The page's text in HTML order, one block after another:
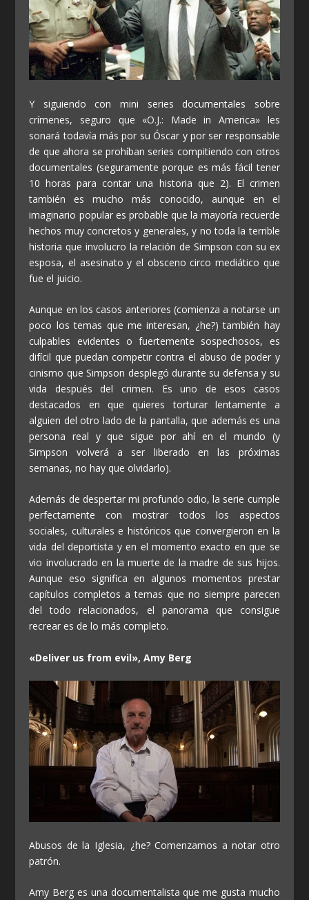
Y siguiendo con mini series documentales sobre
crímenes, seguro que «O.J.: Made in America» les
sonará todavía más por su Óscar y por ser responsable
de que ahora se prohíban series compitiendo con otros
documentales (seguramente porque es más fácil tener
10 horas para contar una historia que 2). El crimen
también es mucho más conocido, aunque en el
imaginario popular es probable que la mayoría recuerde
hechos muy concretos y generales, y no toda la terrible
historia que involucro la relación de Simpson con su ex
esposa, el asesinato y el obsceno circo mediático que
fue el juicio.
Aunque en los casos anteriores (comienza a notarse un
poco los temas que me interesan, ¿he?) también hay
culpables evidentes o fuertemente sospechosos, es
difícil que puedan competir contra el abuso de poder y
cinismo que Simpson desplegó durante su defensa y su
vida después del crimen. Es uno de esos casos
destacados en que quieres torturar lentamente a
alguien del otro lado de la pantalla, que además es una
persona real y que sigue por ahí en el mundo (y
Simpson volverá a ser liberado en las próximas
semanas, no hay que olvidarlo).
Además de despertar mi profundo odio, la serie cumple
perfectamente con mostrar todos los aspectos
sociales, culturales e históricos que convergieron en la
vida del deportista y en el momento exacto en que se
vio involucrado en la muerte de la madre de sus hijos.
Aunque eso significa en algunos momentos prestar
capítulos completos a temas que no siempre parecen
del todo relacionados, el panorama que consigue
recrear es de lo más completo.
«Deliver us from evil», Amy Berg
Abusos de la Iglesia, ¿he? Comenzamos a notar otro
patrón.
Amy Berg es una documentalista que me gusta mucho